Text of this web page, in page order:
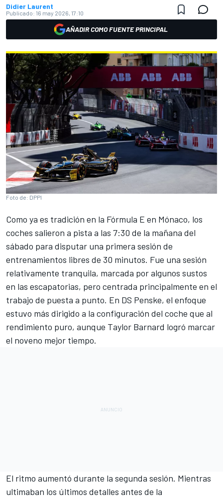
Didier Laurent
Publicado: 16 may 2026, 17:10
AÑADIR COMO FUENTE PRINCIPAL
Foto de: DPPI
Como ya es tradición en la Fórmula E en Mónaco, los
coches salieron a pista a las 7:30 de la mañana del
sábado para disputar una primera sesión de
entrenamientos libres de 30 minutos. Fue una sesión
relativamente tranquila, marcada por algunos sustos
en las escapatorias, pero centrada principalmente en el
trabajo de puesta a punto. En DS Penske, el enfoque
estuvo más dirigido a la configuración del coche que al
rendimiento puro, aunque Taylor Barnard logró marcar
el noveno mejor tiempo.
El ritmo aumentó durante la segunda sesión. Mientras
ultimaban los últimos detalles antes de la